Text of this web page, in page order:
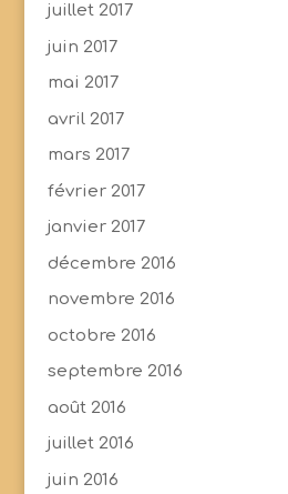
juillet 2017
juin 2017
mai 2017
avril 2017
mars 2017
février 2017
janvier 2017
décembre 2016
novembre 2016
octobre 2016
septembre 2016
août 2016
juillet 2016
juin 2016